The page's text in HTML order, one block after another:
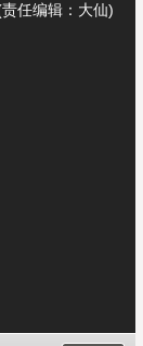
责任编辑：大仙)